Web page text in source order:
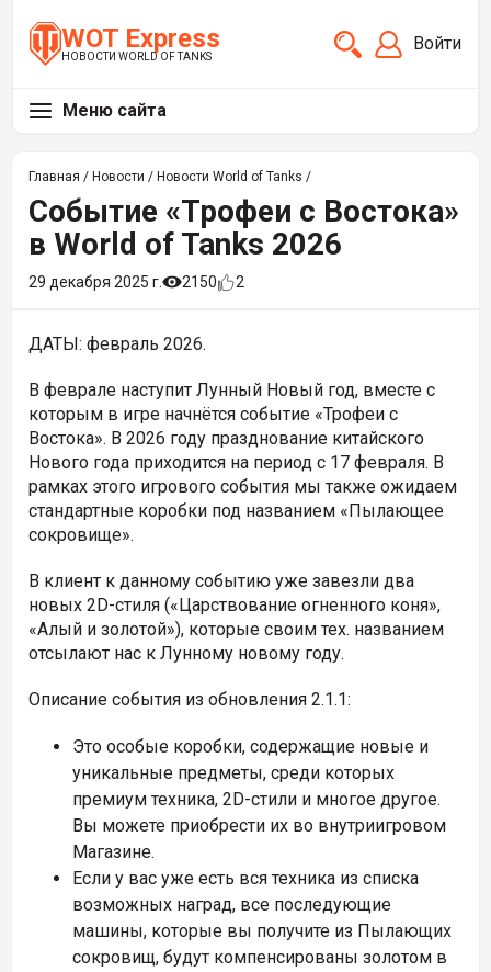
WOT Express
НОВОСТИ WORLD OF TANKS
Войти
Меню сайта
Главная / Новости / Новости World of Tanks /
Событие «Трофеи с Востока»
в World of Tanks 2026
29 декабря 2025 г. 2150 2
ДАТЫ: февраль 2026.
В феврале наступит Лунный Новый год, вместе с
которым в игре начнётся событие «Трофеи с
Востока». В 2026 году празднование китайского
Нового года приходится на период с 17 февраля. В
рамках этого игрового события мы также ожидаем
стандартные коробки под названием «Пылающее
сокровище».
В клиент к данному событию уже завезли два
новых 2D-стиля («Царствование огненного коня»,
«Алый и золотой»), которые своим тех. названием
отсылают нас к Лунному новому году.
Описание события из обновления 2.1.1:
Это особые коробки, содержащие новые и
уникальные предметы, среди которых
премиум техника, 2D-стили и многое другое.
Вы можете приобрести их во внутриигровом
Магазине.
Если у вас уже есть вся техника из списка
возможных наград, все последующие
машины, которые вы получите из Пылающих
сокровищ, будут компенсированы золотом в